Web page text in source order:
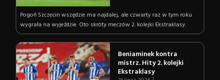
Pogoń Szczecin wszędzie ma najdalej, ale czwarty raz w tym roku
wygrała na wyjeździe. Oto skróty meczów 2. kolejki Ekstraklasy.
Beniaminek kontra
mistrz. Hity 2. kolejki
Ekstraklasy